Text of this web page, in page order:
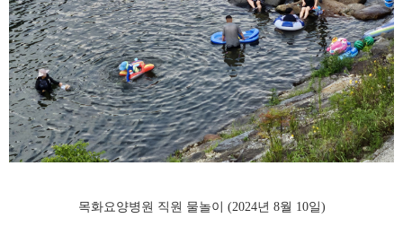
목화요양병원 직원 물놀이 (2024년 8월 10일)